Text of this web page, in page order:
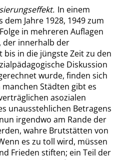
In einem
Jahre 1928, 1949 zum
in mehreren Auflagen
der innerhalb der
bis in die jüngste Zeit zu den
Diskussion
wurde, finden sich
manchen Städten gibt es
asozialen
unausstehlichen Betragens
irgendwo am Rande der
wahre Brutstätten von
es zu toll wird, müssen
Frieden stiften; ein Teil der